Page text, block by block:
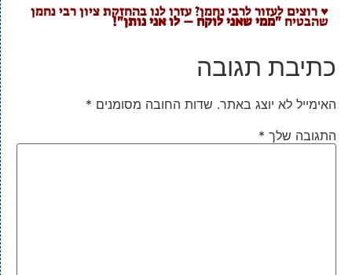
♥ רוצים לעזור לרבי נחמן? עזרו לנו בהחזקת ציון רבי נחמן
שהבטיח"ממי שאני לוקח – לו אני נותן"!
כתיבת תגובה
האימייל לא יוצג באתר. שדות החובה מסומנים *
התגובה שלך *